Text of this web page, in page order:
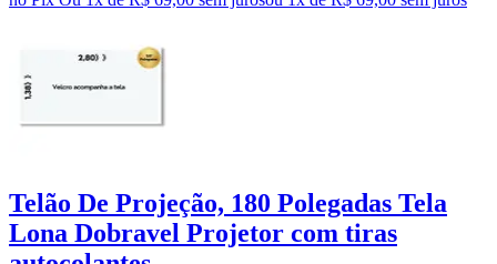
Telão De Projeção, 180 Polegadas Tela
Lona Dobravel Projetor com tiras